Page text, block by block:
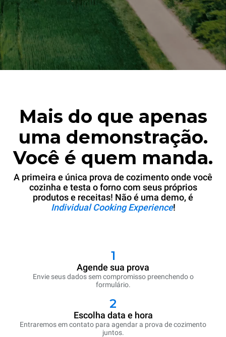
Mais do que apenas
uma demonstração.
Você é quem manda.
A primeira e única prova de cozimento onde você
cozinha e testa o forno com seus próprios
produtos e receitas! Não é uma demo, é
Individual Cooking Experience!
1
Agende sua prova
Envie seus dados sem compromisso preenchendo o
formulário.
2
Escolha data e hora
Entraremos em contato para agendar a prova de cozimento
juntos.